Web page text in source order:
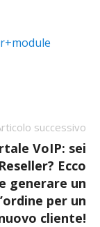
successivo
VoIP: sei
Ecco
generare un
per un
cliente!